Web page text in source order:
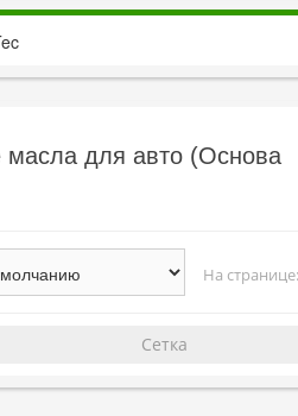
масла для авто (Основа
На странице:
Сетка